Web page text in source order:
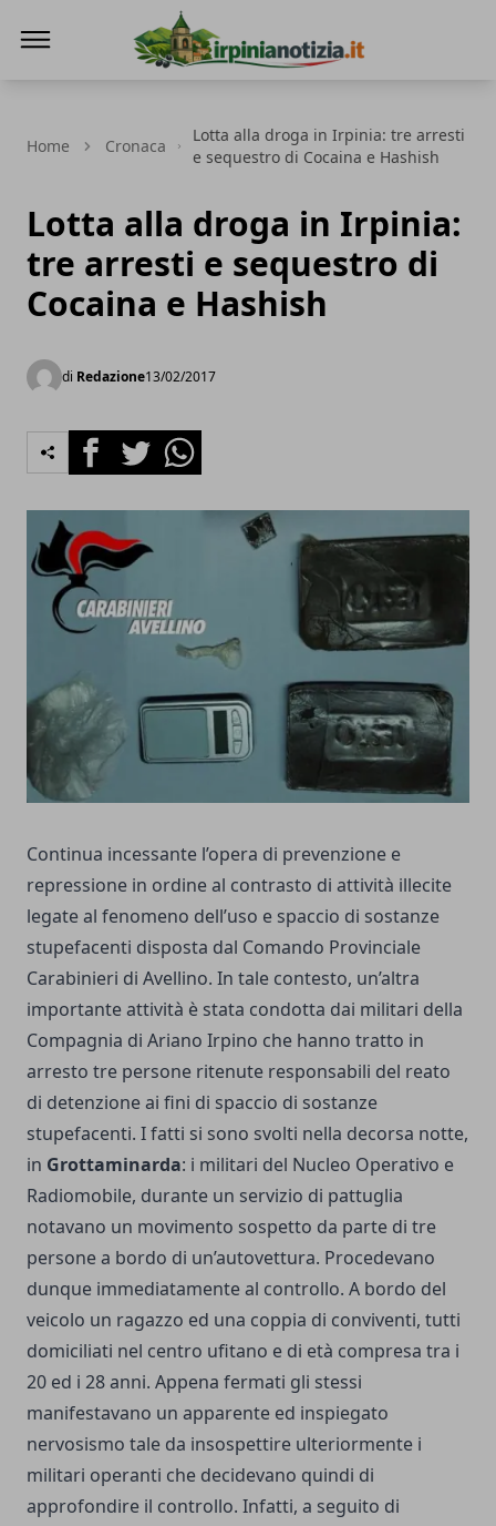
Home Cronaca
Lotta alla droga in Irpinia: tre arresti
e sequestro di Cocaina e Hashish
Lotta alla droga in Irpinia:
tre arresti e sequestro di
Cocaina e Hashish
di Redazione13/02/2017
FacebookTwitterWhatsapp
Continua incessante l’opera di prevenzione e
repressione in ordine al contrasto di attività illecite
legate al fenomeno dell’uso e spaccio di sostanze
stupefacenti disposta dal Comando Provinciale
Carabinieri di Avellino. In tale contesto, un’altra
importante attività è stata condotta dai militari della
Compagnia di Ariano Irpino che hanno tratto in
arresto tre persone ritenute responsabili del reato
di detenzione ai fini di spaccio di sostanze
stupefacenti. I fatti si sono svolti nella decorsa notte,
in Grottaminarda: i militari del Nucleo Operativo e
Radiomobile, durante un servizio di pattuglia
notavano un movimento sospetto da parte di tre
persone a bordo di un’autovettura. Procedevano
dunque immediatamente al controllo. A bordo del
veicolo un ragazzo ed una coppia di conviventi, tutti
domiciliati nel centro ufitano e di età compresa tra i
20 ed i 28 anni. Appena fermati gli stessi
manifestavano un apparente ed inspiegato
nervosismo tale da insospettire ulteriormente i
militari operanti che decidevano quindi di
approfondire il controllo. Infatti, a seguito di